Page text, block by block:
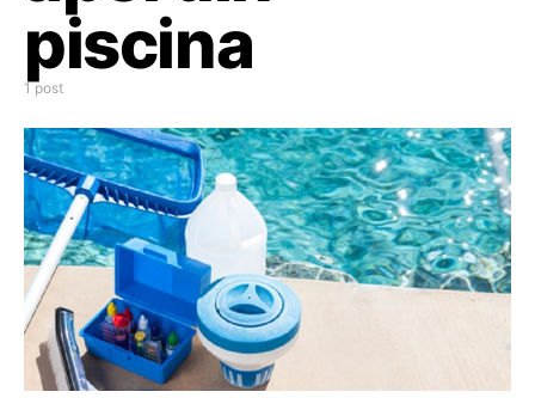
piscina
1 post